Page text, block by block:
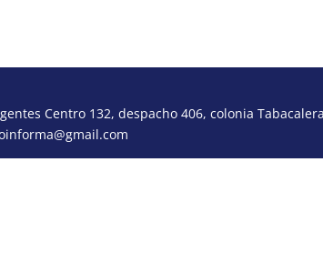
Centro 132, despacho 406, colonia